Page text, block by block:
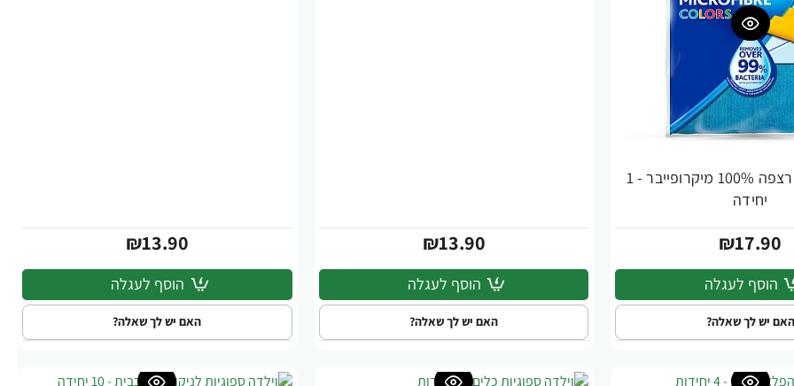
וילדה מטלית רצפה 100% מיקרופייבר - 1
יחידה
₪17.90
הוסף לעגלה
האם יש לך שאלה?
₪13.90
הוסף לעגלה
האם יש לך שאלה?
₪13.90
הוסף לעגלה
האם יש לך שאלה?